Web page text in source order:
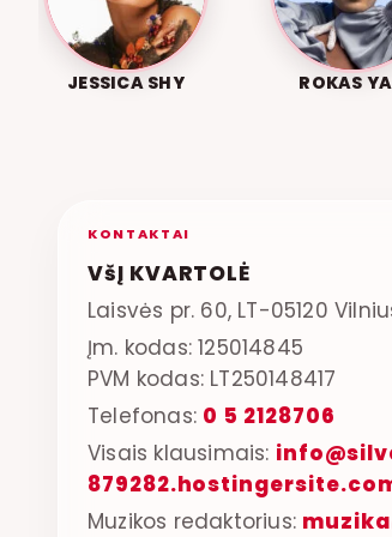
JESSICA SHY ROKAS
KONTAKTAI
VšĮ KVARTOLĖ
Laisvės pr. 60, LT-05120
Įm. kodas: 125014845
PVM kodas: LT250148417
Telefonas: 0 5 2128706
Visais klausimais:
Muzikos redaktorius: